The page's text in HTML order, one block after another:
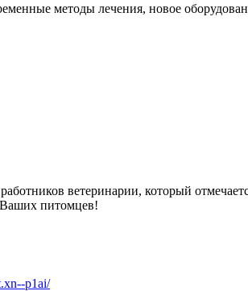
методы лечения, новое
работников ветеринарии, который
Ваших питомцев!
p1ai/